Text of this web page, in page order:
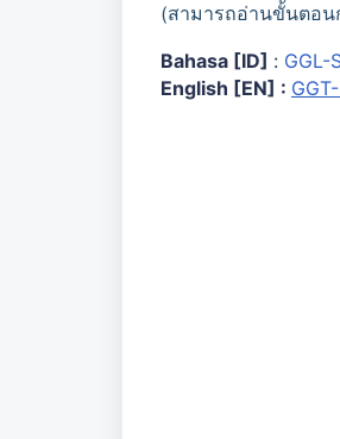
(สามารถอ่านขั้นตอน
Bahasa [ID] : GGL-
English [EN] :